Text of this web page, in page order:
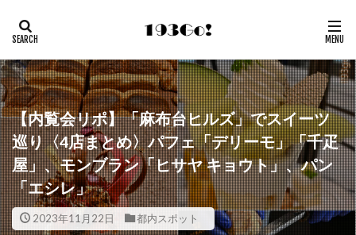
【内覧会リポ】「麻布台ヒルズ」でスイーツ
巡り〈4店まとめ〉パフェ「デリーモ」「千疋
屋」、モンブラン「ヒサヤ キョウト」、パン
「エシレ」
2023年11月22日 都内スポット